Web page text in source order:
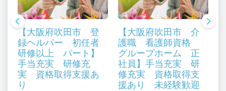
【大阪府吹田市 登
録ヘルパー 初任者
研修以上 パート】
手当充実 研修充
実 資格取得支援あ
り
【大阪府吹田市 介
護職 看護師資格
グループホーム 正
社員】手当充実 研
修充実 資格取得支
援あり 未経験歓迎